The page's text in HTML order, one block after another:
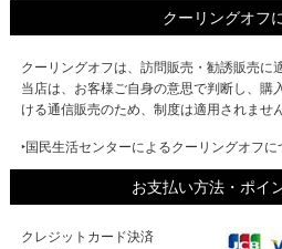
クーリングオフ
クーリングオフは、訪問販売・勧誘販売に
当店は、お客様ご自身の意思で判断し、購
ける通信販売のため、制度は適用されませ
‣国民生活センターによるクーリングオフ
お支払い方法・ポイ
クレジットカード決済